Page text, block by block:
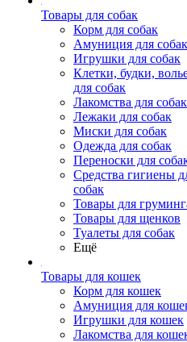
Товары для собак
Корм для собак
Амуниция для собак
Игрушки для собак
Клетки, будки,
для собак
Лакомства для собак
Лежаки для собак
Миски для собак
Одежда для собак
Переноски для
Средства гигиены
собак
Товары для
Товары для щенков
Туалеты для собак
Ещё
Товары для кошек
Корм для кошек
Амуниция для
Игрушки для кошек
Лакомства для